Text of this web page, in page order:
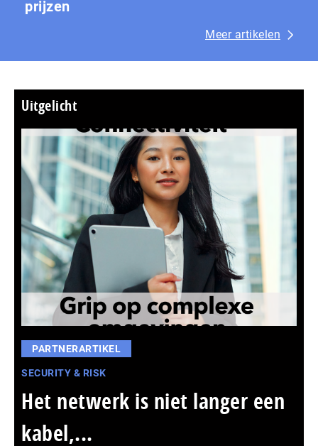
prijzen
Meer artikelen
Uitgelicht
PARTNERARTIKEL
SECURITY & RISK
Het netwerk is niet langer een
kabel,...